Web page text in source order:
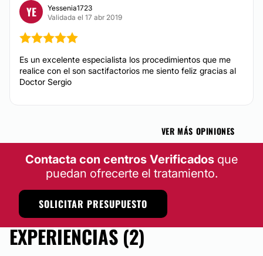
CONTACTAR
YE
Yessenia1723
Validada el 17 abr 2019
Es un excelente especialista los procedimientos que me
realice con el son sactifactorios me siento feliz gracias al
Doctor Sergio
VER MÁS OPINIONES
Contacta con centros Verificados que
puedan ofrecerte el tratamiento.
SOLICITAR PRESUPUESTO
EXPERIENCIAS (2)